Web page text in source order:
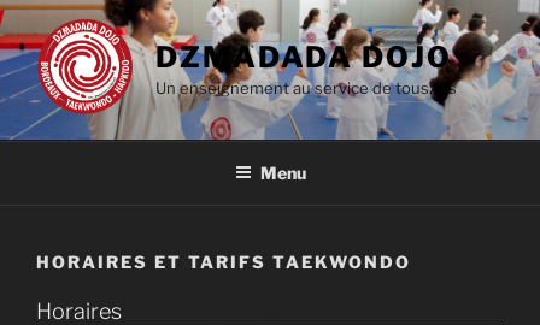
Aller
au
contenu
principal
DZMADADA DOJO
Un enseignement au service de tous.tes
Menu
HORAIRES ET TARIFS TAEKWONDO
Horaires